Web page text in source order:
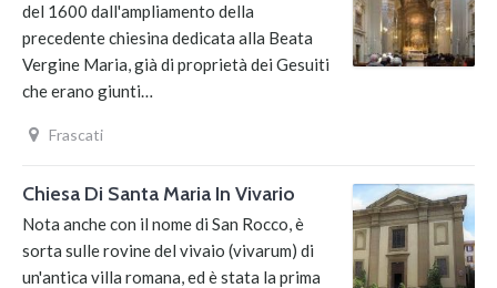
del 1600 dall'ampliamento della
precedente chiesina dedicata alla Beata
Vergine Maria, già di proprietà dei Gesuiti
che erano giunti…
Frascati
Chiesa Di Santa Maria In Vivario
Nota anche con il nome di San Rocco, è
sorta sulle rovine del vivaio (vivarum) di
un'antica villa romana, ed è stata la prima